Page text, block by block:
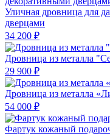
Уличная дровница для
дверцами
34 200 ₽
Дровница из металла
29 900 ₽
Дровница из металла
54 000 ₽
Фартук кожаный